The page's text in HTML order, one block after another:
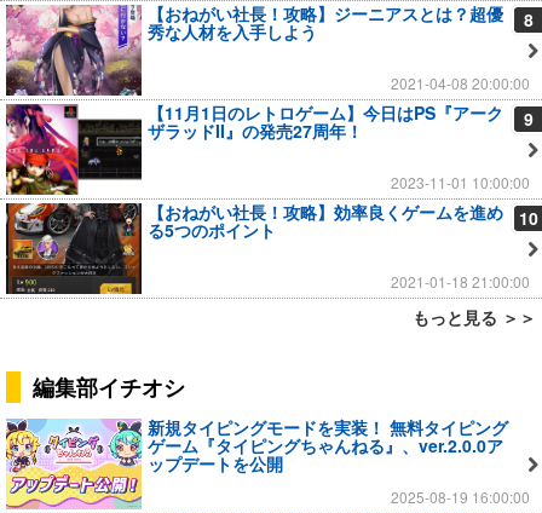
8
【おねがい社長！攻略】ジーニアスとは？超優
秀な人材を入手しよう
2021-04-08 20:00:00
9
【11月1日のレトロゲーム】今日はPS『アーク
ザラッドII』の発売27周年！
2023-11-01 10:00:00
10
【おねがい社長！攻略】効率良くゲームを進め
る5つのポイント
2021-01-18 21:00:00
もっと見る ＞＞
編集部イチオシ
新規タイピングモードを実装！ 無料タイピング
ゲーム『タイピングちゃんねる』、ver.2.0.0ア
ップデートを公開
2025-08-19 16:00:00